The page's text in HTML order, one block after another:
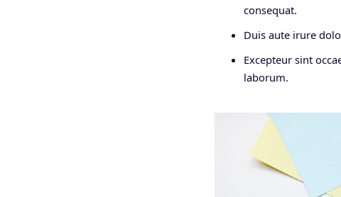
consequat.
Duis aute irure
Excepteur sint
laborum.